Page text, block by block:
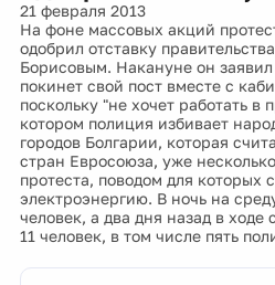
21 февраля 2013
На фоне массовых акций
одобрил отставку
Борисовым. Накануне он
покинет свой пост вместе с
поскольку "не хочет работать в
котором полиция избивает
городов Болгарии, которая
стран Евросоюза, уже
протеста, поводом для которых
электроэнергию. В ночь на
человек, а два дня назад в ходе
11 человек, в том числе пять